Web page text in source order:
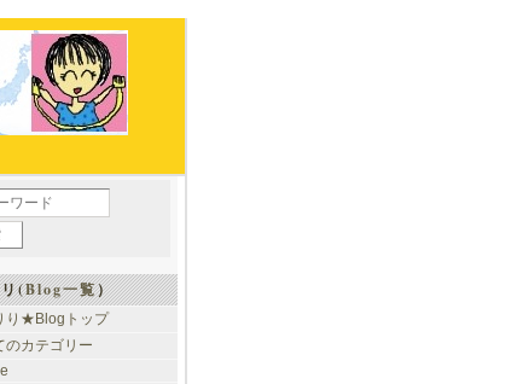
(Blog一覧）
り★Blogトップ
のカテゴリー